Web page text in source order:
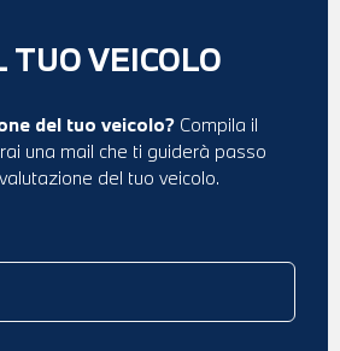
VEICOLO
del tuo veicolo? Compila il
una mail che ti guiderà passo
del tuo veicolo.